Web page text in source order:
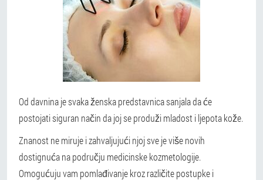
Od davnina je svaka ženska predstavnica sanjala da će
postojati siguran način da joj se produži mladost i ljepota kože.
Znanost ne miruje i zahvaljujući njoj sve je više novih
dostignuća na području medicinske kozmetologije.
Omogućuju vam pomlađivanje kroz različite postupke i